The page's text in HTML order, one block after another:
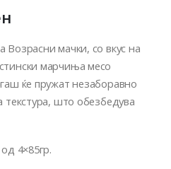
Возрасни мачки, со вкус на
марчиња месо
ќе пружат незаборавно
текстура, што обезбедува
4×85гр.